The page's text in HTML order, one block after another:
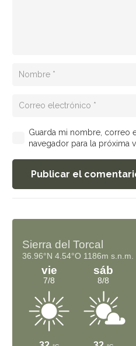
Guarda mi nombre, correo
navegador para la próxima
Publicar el